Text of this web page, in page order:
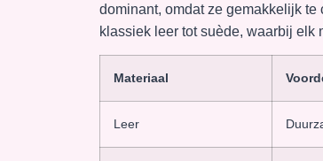
dominant, omdat ze gemakkelijk
klassiek leer tot suède, waarbij elk
Materiaal
Leer